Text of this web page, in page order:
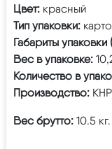
Цвет: красный
Тип упаковки:
Габариты
Вес в упаковке:
Количество в
Производство: КНР
Вес брутто: 10.5 кг.